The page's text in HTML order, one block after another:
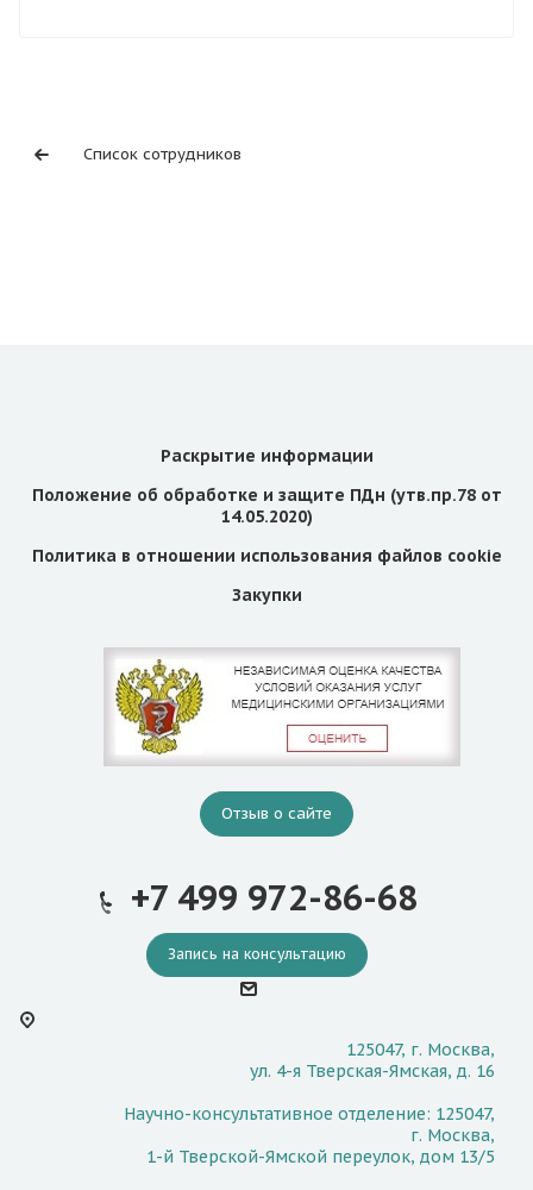
Список сотрудников
Раскрытие информации
Положение об обработке и защите ПДн (утв.пр.78 от
14.05.2020)
Политика в отношении использования файлов cookie
Закупки
Отзыв о сайте
+7 499 972-86-68
Запись на консультацию
125047, г. Москва,
ул. 4-я Тверская-Ямская, д. 16
Научно-консультативное отделение: 125047,
г. Москва,
1-й Тверской-Ямской переулок, дом 13/5